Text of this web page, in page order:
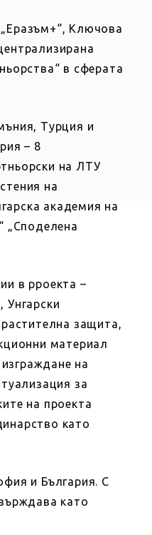
Ключова
в сферата
Турция и
– 8
на ЛТУ
на
академия на
„Споделена
в pроекта –
Унгарски
защита,
материал
на
за
на проекта
като
и България. С
като